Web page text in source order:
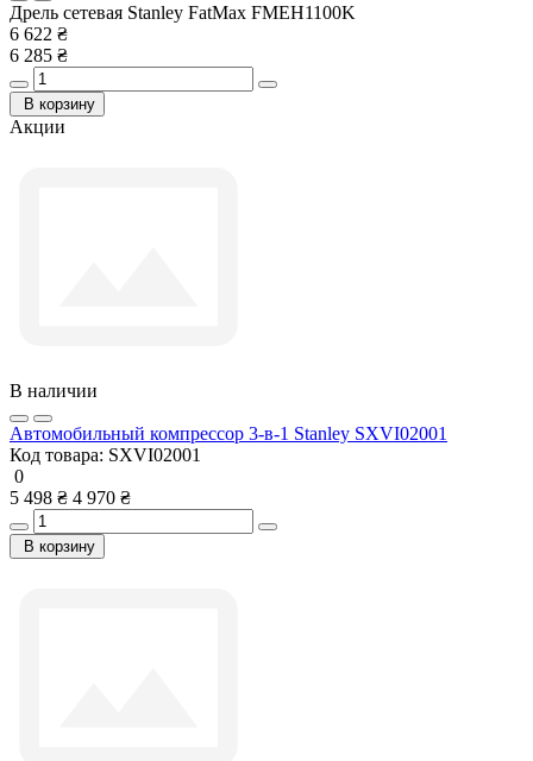
Дрель сетевая Stanley FatMax FMEH1100K
6 622 ₴
6 285 ₴
В корзину
Акции
В наличии
Автомобильный компрессор 3-в-1 Stanley SXVI02001
Код товара: SXVI02001
0
5 498 ₴ 4 970 ₴
В корзину